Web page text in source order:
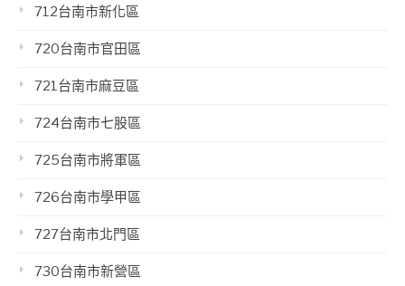
712台南市新化區
720台南市官田區
721台南市麻豆區
724台南市七股區
725台南市將軍區
726台南市學甲區
727台南市北門區
730台南市新營區